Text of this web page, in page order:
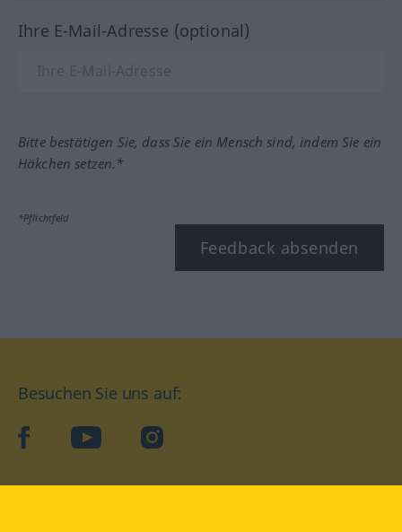
Ihre E-Mail-Adresse (optional)
Bitte bestätigen Sie, dass Sie ein Mensch sind, indem Sie ein
Häkchen setzen.*
*Pflichtfeld
Feedback absenden
Besuchen Sie uns auf:
facebookYouTube Instagram